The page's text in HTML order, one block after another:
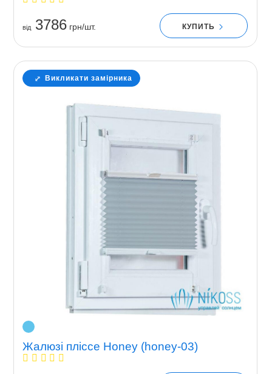
вiд3786грн/шт. КУПИТЬ
Викликати замірника
Жалюзі пліссе Honey (honey-03)